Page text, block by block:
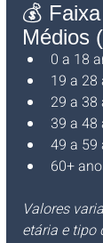
💰
Médios
0 a 18
19 a 28
29 a 38
39 a 48
49 a 59
60+
Valores
etária e tipo